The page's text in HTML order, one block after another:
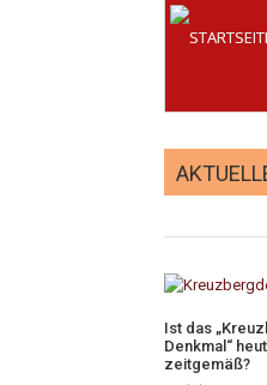
Ist das
Denkmal“
zeitgemäß?